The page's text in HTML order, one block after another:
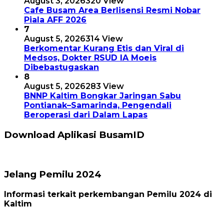
Cafe Busam Area Berlisensi Resmi Nobar
Piala AFF 2026
7
August 5, 2026314 View
Berkomentar Kurang Etis dan Viral di
Medsos, Dokter RSUD IA Moeis
Dibebastugaskan
8
August 5, 2026283 View
BNNP Kaltim Bongkar Jaringan Sabu
Pontianak–Samarinda, Pengendali
Beroperasi dari Dalam Lapas
Download Aplikasi BusamID
Jelang Pemilu 2024
Informasi terkait perkembangan Pemilu 2024 di
Kaltim